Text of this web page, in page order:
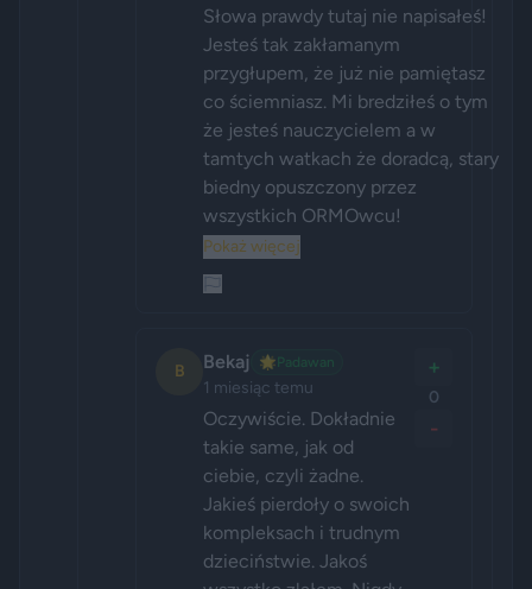
Słowa prawdy tutaj nie napisałeś!
Jesteś tak zakłamanym
przygłupem, że już nie pamiętasz
co ściemniasz. Mi bredziłeś o tym
że jesteś nauczycielem a w
tamtych watkach że doradcą, stary
biedny opuszczony przez
wszystkich ORMOwcu!
Pokaż więcej
B Bekaj 🌟Padawan
1 miesiąc temu
Oczywiście. Dokładnie
takie same, jak od
ciebie, czyli żadne.
Jakieś pierdoły o swoich
kompleksach i trudnym
dzieciństwie. Jakoś
+
0
-